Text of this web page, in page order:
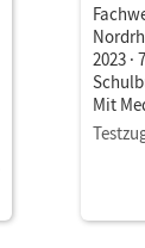
2023 ·
Mit